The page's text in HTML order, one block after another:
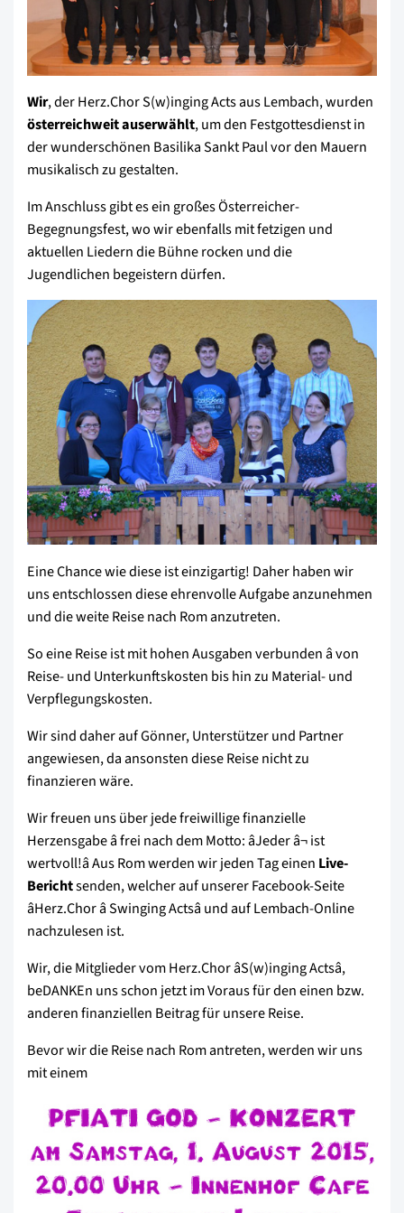
Wir, der Herz.Chor S(w)inging Acts aus Lembach, wurden
österreichweit auserwählt, um den Festgottesdienst in
der wunderschönen Basilika Sankt Paul vor den Mauern
musikalisch zu gestalten.
Im Anschluss gibt es ein großes Österreicher-
Begegnungsfest, wo wir ebenfalls mit fetzigen und
aktuellen Liedern die Bühne rocken und die
Jugendlichen begeistern dürfen.
Eine Chance wie diese ist einzigartig! Daher haben wir
uns entschlossen diese ehrenvolle Aufgabe anzunehmen
und die weite Reise nach Rom anzutreten.
So eine Reise ist mit hohen Ausgaben verbunden â von
Reise- und Unterkunftskosten bis hin zu Material- und
Verpflegungskosten.
Wir sind daher auf Gönner, Unterstützer und Partner
angewiesen, da ansonsten diese Reise nicht zu
finanzieren wäre.
Wir freuen uns über jede freiwillige finanzielle
Herzensgabe â frei nach dem Motto: âJeder â¬ ist
wertvoll!â Aus Rom werden wir jeden Tag einen Live-
Berichtsenden, welcher auf unserer Facebook-Seite
âHerz.Chor â Swinging Actsâ und auf Lembach-Online
nachzulesen ist.
Wir, die Mitglieder vom Herz.Chor âS(w)inging Actsâ,
beDANKEn uns schon jetzt im Voraus für den einen bzw.
anderen finanziellen Beitrag für unsere Reise.
Bevor wir die Reise nach Rom antreten, werden wir uns
mit einem